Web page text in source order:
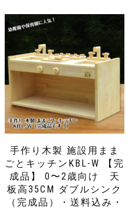
手作り木製 施設用まま
ごとキッチンKBL-W 【完
成品】 0〜2歳向け 天
板高35CM ダブルシンク
（完成品）・送料込み・